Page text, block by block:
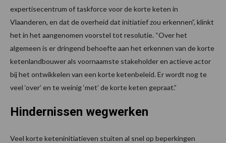
expertisecentrum of taskforce voor de korte keten in
Vlaanderen, en dat de overheid dat initiatief zou erkennen”, klinkt
het in het aangenomen voorstel tot resolutie. “Over het
algemeen is er dringend behoefte aan het erkennen van de korte
ketenlandbouwer als voornaamste stakeholder en actieve actor
bij het ontwikkelen van een korte ketenbeleid. Er wordt nog te
veel ‘over’ en te weinig ‘met’ de korte keten gepraat.”
Hindernissen wegwerken
Veel korte keteninitiatieven stuiten al snel op beperkingen